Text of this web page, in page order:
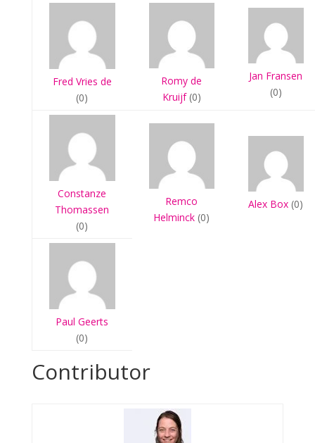
Fred Vries de
(0)
Romy de
Kruijf(0)
Jan Fransen
(0)
Constanze
Thomassen
(0)
Remco
Helminck (0)
Alex Box (0)
Paul Geerts
(0)
Contributor